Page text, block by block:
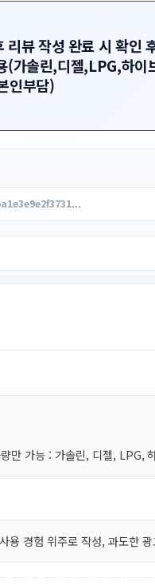
뷰 작성 완료 시 확인
가솔린,디젤,LPG,하이
인부담)
만 가능 : 가솔린, 디젤, LPG,
용 경험 위주로 작성, 과도한